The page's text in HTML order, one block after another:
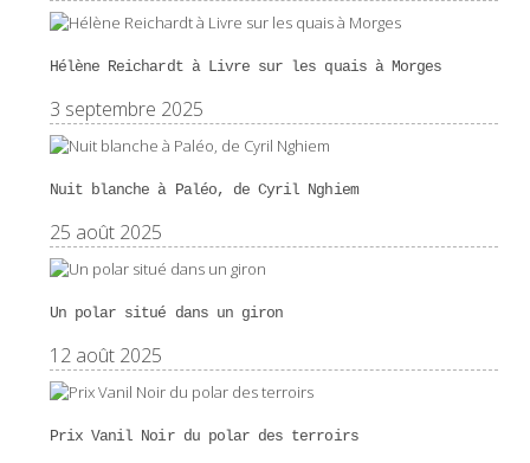
Hélène Reichardt à Livre sur les quais à Morges
3 septembre 2025
Nuit blanche à Paléo, de Cyril Nghiem
25 août 2025
Un polar situé dans un giron
12 août 2025
Prix Vanil Noir du polar des terroirs